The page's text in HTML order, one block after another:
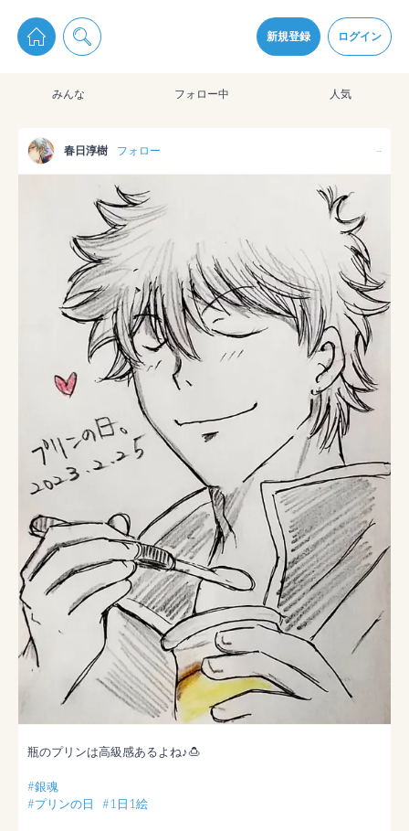
新規登録 ログイン
pixiv Sketchは2024年5月28日付で プライパシーポリシーを改定しました。
通知を受け取るにはここをクリックします
pixiv Sketchアプリでさらに快適に！
みんな フォロー中 人気
春日淳樹 フォロー --
瓶のプリンは高級感あるよね♪🍮
#銀魂
#プリンの日
#1日1絵